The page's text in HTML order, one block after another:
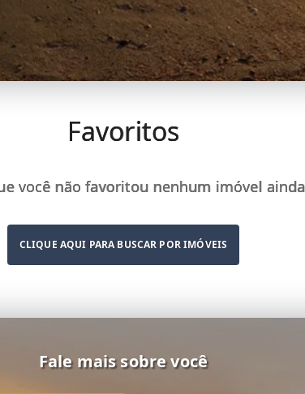
Favoritos
você não favoritou nenhum imóvel
CLIQUE AQUI PARA BUSCAR POR IMÓVEIS
Fale mais sobre você